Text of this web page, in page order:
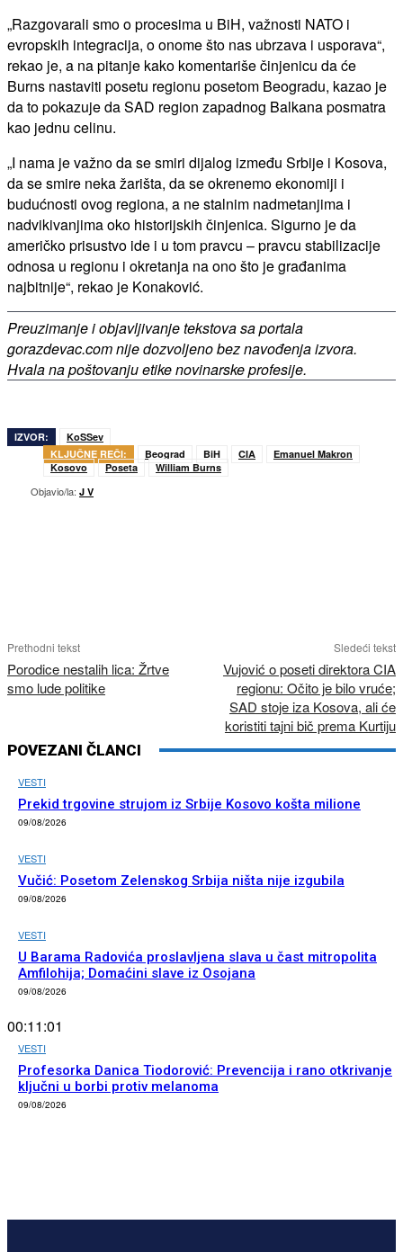
„Razgovarali smo o procesima u BiH, važnosti NATO i
evropskih integracija, o onome što nas ubrzava i usporava“,
rekao je, a na pitanje kako komentariše činjenicu da će
Burns nastaviti posetu regionu posetom Beogradu, kazao je
da to pokazuje da SAD region zapadnog Balkana posmatra
kao jednu celinu.
„I nama je važno da se smiri dijalog između Srbije i Kosova,
da se smire neka žarišta, da se okrenemo ekonomiji i
budućnosti ovog regiona, a ne stalnim nadmetanjima i
nadvikivanjima oko historijskih činjenica. Sigurno je da
američko prisustvo ide i u tom pravcu – pravcu stabilizacije
odnosa u regionu i okretanja na ono što je građanima
najbitnije“, rekao je Konaković.
Preuzimanje i objavljivanje tekstova sa portala
gorazdevac.com nije dozvoljeno bez navođenja izvora.
Hvala na poštovanju etike novinarske profesije.
IZVOR:
KoSSev
KLJUČNE REČI:
Beograd BiH CIA
Emanuel Makron
Kosovo
Poseta William Burns
Objavio/la: J V
Prethodni tekst
Porodice nestalih lica: Žrtve
smo lude politike
Sledeći tekst
Vujović o poseti direktora CIA
regionu: Očito je bilo vruće;
SAD stoje iza Kosova, ali će
koristiti tajni bič prema Kurtiju
POVEZANI ČLANCI
VESTI
Prekid trgovine strujom iz Srbije Kosovo košta milione
09/08/2026
VESTI
Vučić: Posetom Zelenskog Srbija ništa nije izgubila
09/08/2026
VESTI
U Barama Radovića proslavljena slava u čast mitropolita
Amfilohija; Domaćini slave iz Osojana
09/08/2026
00:11:01
VESTI
Profesorka Danica Tiodorović: Prevencija i rano otkrivanje
ključni u borbi protiv melanoma
09/08/2026